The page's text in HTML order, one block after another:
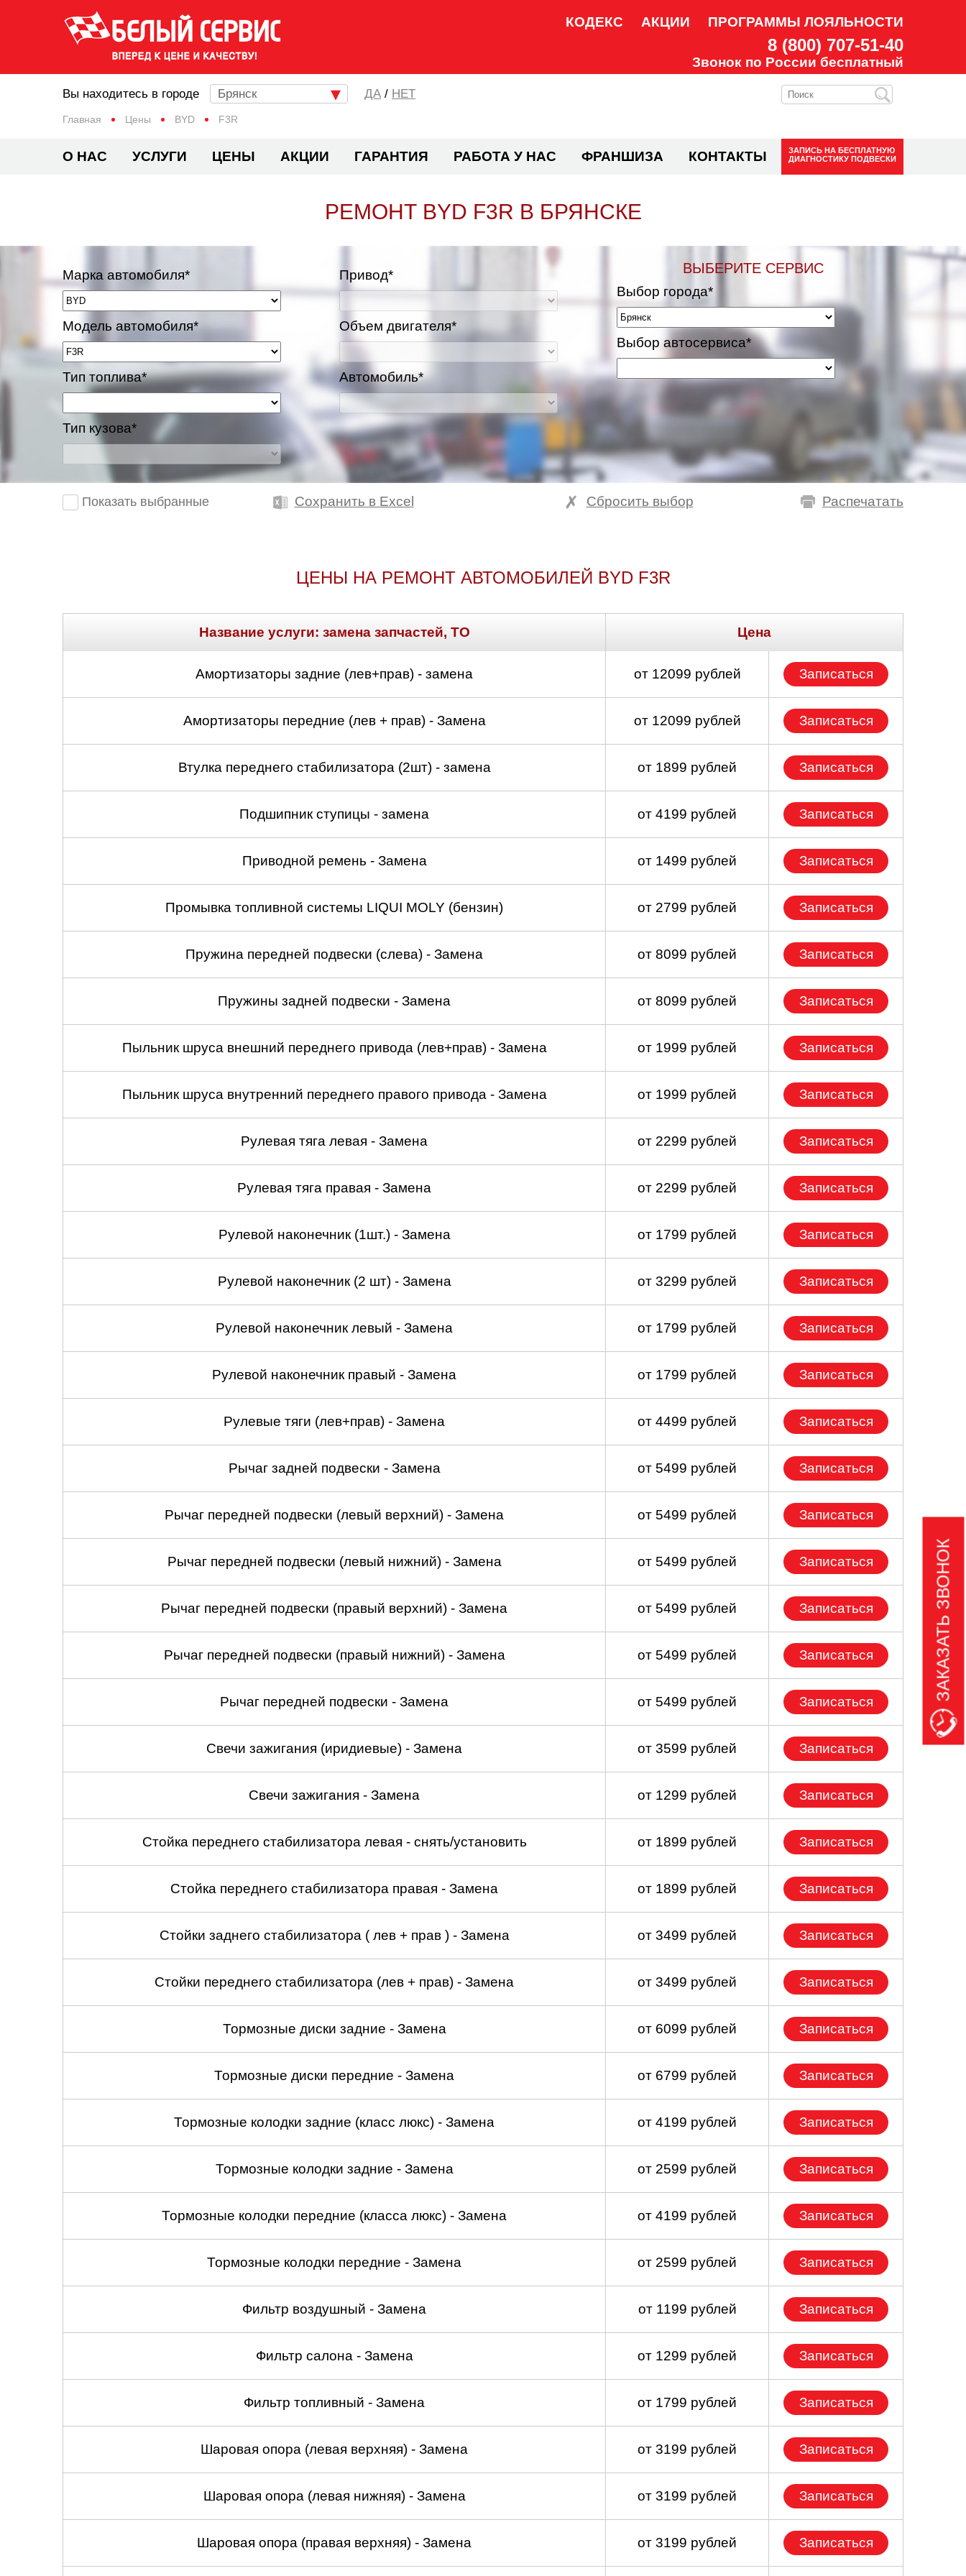
КОДЕКС АКЦИИ ПРОГРАММЫ ЛОЯЛЬНОСТИ
8 (800) 707-51-40
Звонок по России бесплатный
Главная Цены BYD F3R
Вы находитесь в городе Брянск / НЕТ
О НАС УСЛУГИ ЦЕНЫ АКЦИИ ГАРАНТИЯ РАБОТА У НАС ФРАНШИЗА КОНТАКТЫ ЗАПИСЬ НА БЕСПЛАТНУЮ
ДИАГНОСТИКУ ПОДВЕСКИ
РЕМОНТ BYD F3R В БРЯНСКЕ
Марка автомобиля*
Модель автомобиля*
Тип топлива*
Тип кузова*
Привод*
Объем двигателя*
Автомобиль*
ВЫБЕРИТЕ СЕРВИС
Выбор города*
Выбор автосервиса*
Показать выбранные Сохранить в Excel Распечатать
Сбросить выбор
ЦЕНЫ НА РЕМОНТ АВТОМОБИЛЕЙ BYD F3R
Название услуги: замена запчастей, ТО Цена
Амортизаторы задние (лев+прав) - замена от 12099 рублей Записаться
Амортизаторы передние (лев + прав) - Замена от 12099 рублей Записаться
Втулка переднего стабилизатора (2шт) - замена от 1899 рублей Записаться
Подшипник ступицы - замена от 4199 рублей Записаться
Приводной ремень - Замена от 1499 рублей Записаться
Промывка топливной системы LIQUI MOLY (бензин) от 2799 рублей Записаться
Пружина передней подвески (слева) - Замена от 8099 рублей Записаться
Пружины задней подвески - Замена от 8099 рублей Записаться
Пыльник шруса внешний переднего привода (лев+прав) - Замена от 1999 рублей Записаться
Пыльник шруса внутренний переднего правого привода - Замена от 1999 рублей Записаться
Рулевая тяга левая - Замена от 2299 рублей Записаться
Рулевая тяга правая - Замена от 2299 рублей Записаться
Рулевой наконечник (1шт.) - Замена от 1799 рублей Записаться
Рулевой наконечник (2 шт) - Замена от 3299 рублей Записаться
Рулевой наконечник левый - Замена от 1799 рублей Записаться
Рулевой наконечник правый - Замена от 1799 рублей Записаться
Рулевые тяги (лев+прав) - Замена от 4499 рублей Записаться
Рычаг задней подвески - Замена от 5499 рублей Записаться
Рычаг передней подвески (левый верхний) - Замена от 5499 рублей Записаться
Рычаг передней подвески (левый нижний) - Замена от 5499 рублей Записаться
Рычаг передней подвески (правый верхний) - Замена от 5499 рублей Записаться
Рычаг передней подвески (правый нижний) - Замена от 5499 рублей Записаться
Рычаг передней подвески - Замена от 5499 рублей Записаться
Свечи зажигания (иридиевые) - Замена от 3599 рублей Записаться
Свечи зажигания - Замена от 1299 рублей Записаться
Стойка переднего стабилизатора левая - снять/установить от 1899 рублей Записаться
Стойка переднего стабилизатора правая - Замена от 1899 рублей Записаться
Стойки заднего стабилизатора ( лев + прав ) - Замена от 3499 рублей Записаться
Стойки переднего стабилизатора (лев + прав) - Замена от 3499 рублей Записаться
Тормозные диски задние - Замена от 6099 рублей Записаться
Тормозные диски передние - Замена от 6799 рублей Записаться
Тормозные колодки задние (класс люкс) - Замена от 4199 рублей Записаться
Тормозные колодки задние - Замена от 2599 рублей Записаться
Тормозные колодки передние (класса люкс) - Замена от 4199 рублей Записаться
Тормозные колодки передние - Замена от 2599 рублей Записаться
Фильтр воздушный - Замена от 1199 рублей Записаться
Фильтр салона - Замена от 1299 рублей Записаться
Фильтр топливный - Замена от 1799 рублей Записаться
Шаровая опора (левая верхняя) - Замена от 3199 рублей Записаться
Шаровая опора (левая нижняя) - Замена от 3199 рублей Записаться
Шаровая опора (правая верхняя) - Замена от 3199 рублей Записаться
ЗАКАЗАТЬ ЗВОНОК